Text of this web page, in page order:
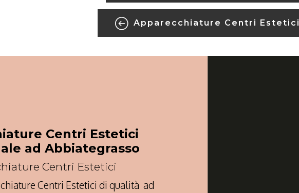
Apparecchiature Centri Estetici
Centri Estetici
ad Abbiategrasso
Centri Estetici
Centri Estetici di qualità ad